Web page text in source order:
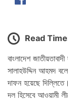
Read
বাংলাদেশ
সালাহউদ্দিন আহমদ
দাফন হয়েছে
দল হিসেবে আওয়ামী